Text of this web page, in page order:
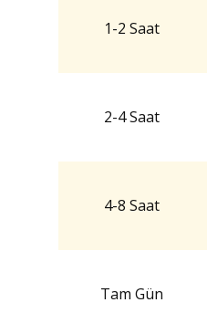
1-2 Saat
2-4 Saat
4-8 Saat
Tam Gün